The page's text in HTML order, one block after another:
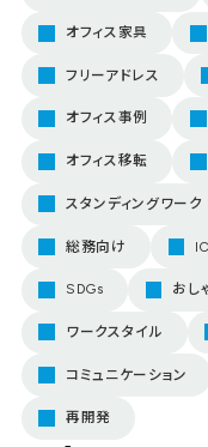
オフィス家具
フリーアドレス
オフィス事例
オフィス移転
スタンディングワーク
総務向け
SDGs おし
ワークスタイル
コミュニケーション
再開発